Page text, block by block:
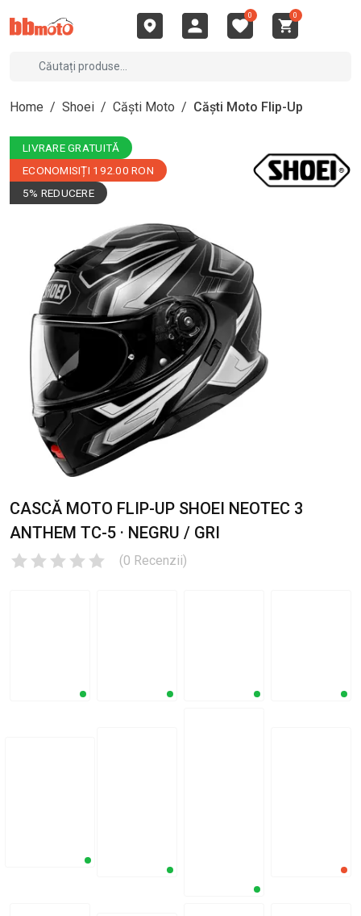
0 0
Home / Shoei / Căști Moto / Căști Moto Flip-Up
LIVRARE GRATUITĂ
ECONOMISIȚI 192.00 RON
5% REDUCERE
CASCĂ MOTO FLIP-UP SHOEI NEOTEC 3
ANTHEM TC-5 · NEGRU / GRI
(0 Recenzii)